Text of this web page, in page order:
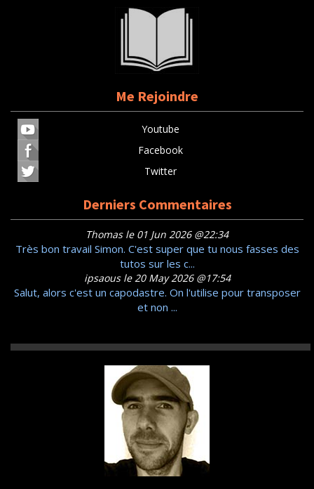
Me Rejoindre
Youtube
Facebook
Twitter
Derniers Commentaires
Thomas le 01 Jun 2026 @22:34
Très bon travail Simon. C'est super que tu nous fasses des
tutos sur les c...
ipsaous le 20 May 2026 @17:54
Salut, alors c'est un capodastre. On l'utilise pour transposer
et non ...